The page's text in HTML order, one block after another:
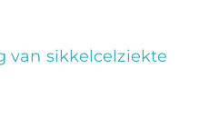
van sikkelcelziekte